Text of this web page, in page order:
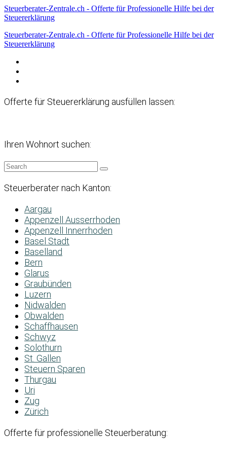
Steuerberater-Zentrale.ch - Offerte für Professionelle Hilfe bei der
Steuererklärung
Steuerberater-Zentrale.ch - Offerte für Professionelle Hilfe bei der
Steuererklärung
Offerte für Steuererklärung ausfüllen lassen:
Ihren Wohnort suchen:
Steuerberater nach Kanton:
Aargau
Appenzell Ausserrhoden
Appenzell Innerrhoden
Basel Stadt
Baselland
Bern
Glarus
Graubünden
Luzern
Nidwalden
Obwalden
Schaffhausen
Schwyz
Solothurn
St. Gallen
Steuern Sparen
Thurgau
Uri
Zug
Zürich
Offerte für professionelle Steuerberatung: